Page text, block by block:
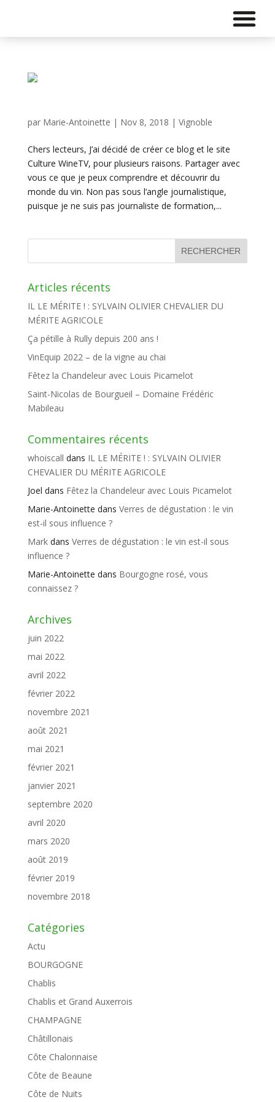
par Marie-Antoinette | Nov 8, 2018 | Vignoble
Chers lecteurs, J’ai décidé de créer ce blog et le site
Culture WineTV, pour plusieurs raisons. Partager avec
vous ce que je peux comprendre et découvrir du
monde du vin. Non pas sous l’angle journalistique,
puisque je ne suis pas journaliste de formation,...
Articles récents
IL LE MÉRITE ! : SYLVAIN OLIVIER CHEVALIER DU
MÉRITE AGRICOLE
Ça pétille à Rully depuis 200 ans !
VinEquip 2022 – de la vigne au chai
Fêtez la Chandeleur avec Louis Picamelot
Saint-Nicolas de Bourgueil – Domaine Frédéric
Mabileau
Commentaires récents
whoiscall dans IL LE MÉRITE ! : SYLVAIN OLIVIER
CHEVALIER DU MÉRITE AGRICOLE
Joel dans Fêtez la Chandeleur avec Louis Picamelot
Marie-Antoinette dans Verres de dégustation : le vin
est-il sous influence ?
Markdans Verres de dégustation : le vin est-il sous
influence ?
Marie-Antoinette dans Bourgogne rosé, vous
connaissez ?
Archives
juin 2022
mai 2022
avril 2022
février 2022
novembre 2021
août 2021
mai 2021
février 2021
janvier 2021
septembre 2020
avril 2020
mars 2020
août 2019
février 2019
novembre 2018
Catégories
Actu
BOURGOGNE
Chablis
Chablis et Grand Auxerrois
CHAMPAGNE
Châtillonais
Côte Chalonnaise
Côte de Beaune
Côte de Nuits